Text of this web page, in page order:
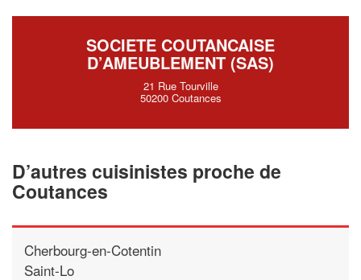
SOCIETE COUTANCAISE
D’AMEUBLEMENT (SAS)
21 Rue Tourville
50200 Coutances
D’autres cuisinistes proche de
Coutances
Cherbourg-en-Cotentin
Saint-Lo